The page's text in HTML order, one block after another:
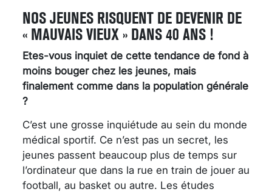
NOS JEUNES RISQUENT DE DEVENIR DE
« MAUVAIS VIEUX » DANS 40 ANS !
Etes-vous inquiet de cette tendance de fond à
moins bouger chez les jeunes, mais
finalement comme dans la population générale
?
C’est une grosse inquiétude au sein du monde
médical sportif. Ce n’est pas un secret, les
jeunes passent beaucoup plus de temps sur
l’ordinateur que dans la rue en train de jouer au
football, au basket ou autre. Les études